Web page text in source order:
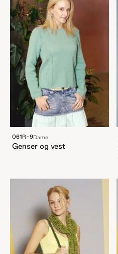
061R-9Dame
Genser og vest